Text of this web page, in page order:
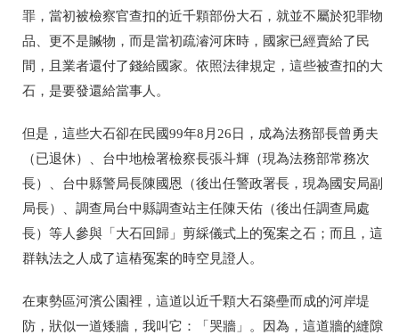
罪，當初被檢察官查扣的近千顆部份大石，就並不屬於犯罪物
品、更不是贓物，而是當初疏濬河床時，國家已經賣給了民
間，且業者還付了錢給國家。依照法律規定，這些被查扣的大
石，是要發還給當事人。
但是，這些大石卻在民國99年8月26日，成為法務部長曾勇夫
（已退休）
、台中地檢署檢察長張斗輝 （現為法務部常務次
長）
、台中縣警局長陳國恩 （後出任警政署長，現為國安局副
局長）
、調查局台中縣調查站主任陳天佑 （後出任調查局處
長） 等人參與「大石回歸」剪綵儀式上的冤案之石；而且，這
群執法之人成了這樁冤案的時空見證人。
在東勢區河濱公園裡，這道以近千顆大石築壘而成的河岸堤
防，狀似一道矮牆，我叫它：「哭牆」。因為，這道牆的縫隙